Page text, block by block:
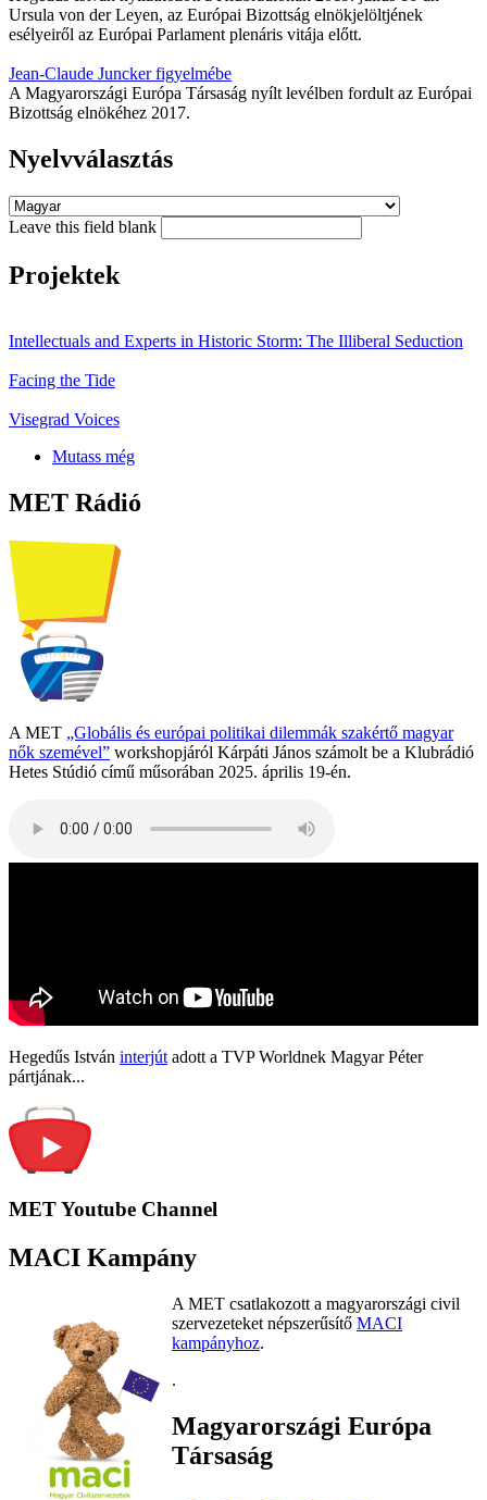
Ursula von der Leyen, az Európai Bizottság elnökjelöltjének
esélyeiről az Európai Parlament plenáris vitája előtt.
Jean-Claude Juncker figyelmébe
A Magyarországi Európa Társaság nyílt levélben fordult az Európai
Bizottság elnökéhez 2017.
Nyelvválasztás
Leave this field blank
Projektek
Intellectuals and Experts in Historic Storm: The Illiberal Seduction
Facing the Tide
Visegrad Voices
Mutass még
MET Rádió
A MET „Globális és európai politikai dilemmák szakértő magyar
nők szemével” workshopjáról Kárpáti János számolt be a Klubrádió
Hetes Stúdió című műsorában 2025. április 19-én.
Hegedűs István interjút adott a TVP Worldnek Magyar Péter
pártjának...
MET Youtube Channel
MACI Kampány
A MET csatlakozott a magyarországi civil
szervezeteket népszerűsítő MACI
kampányhoz.
.
Magyarországi Európa
Társaság